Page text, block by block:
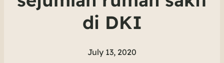
di DKI
July 13, 2020